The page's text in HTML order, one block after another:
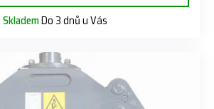
SklademDo 3 dnů u Vás